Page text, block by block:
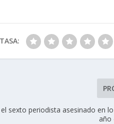
TASA:
el sexto periodista asesinado en
año